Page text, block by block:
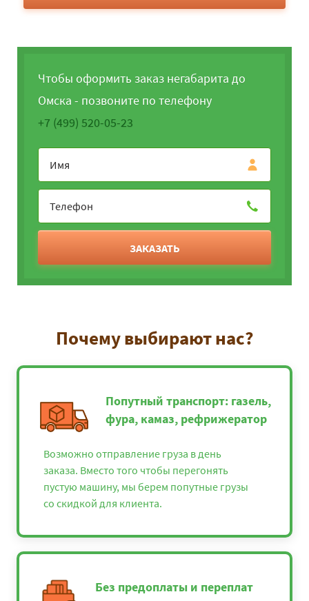
Чтобы оформить заказ негабарита до
Омска - позвоните по телефону
+7 (499) 520-05-23
ЗАКАЗАТЬ
Почему выбирают нас?
Попутный транспорт: газель,
фура, камаз, рефрижератор
Возможно отправление груза в день
заказа. Вместо того чтобы перегонять
пустую машину, мы берем попутные грузы
со скидкой для клиента.
Без предоплаты и переплат